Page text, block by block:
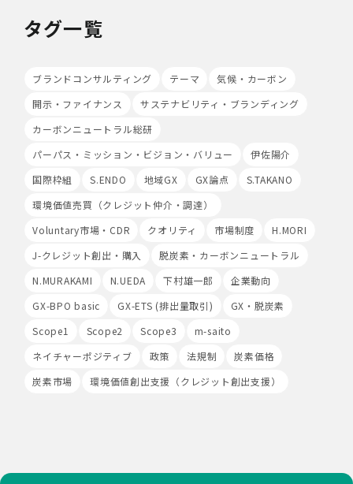
す。
・個人データを取り扱う機器、電子媒体及び書類等の盗難
・事務所内外の移動を含め、個人情報を取り扱う機器、電
しないよう措置を実施いたします。
・アクセス制御を実施して、担当者及び取扱う個人情報
データベース等の範囲を限定しています。
の不正アクセス又は不正ソフトウェアから保護する仕組み
を導入しています。
7.本人が容易に認識できない方法による個人情報の取り扱
当社は、最適なサービスの提供と利便性の向上を目的とし
て、Cookieの使用並びに利用者様のIPアドレス、アクセ
の収集を行うことがあります。また、広告の効果測定のた
め、第三者の運営するツールから当社サイトを訪れる前に
クリックされている広告の情報(クリック日や広告掲載サ
イト等)を取得し、ご提供いただいた個人情報と照合する
Cookieの使用は任意ですが、受け入れを拒否した場合
タグ一覧
ブランドコンサルティング テーマ
気候・カーボン
開示・ファイナンス
サステナビリティ・ブランディング
カーボンニュートラル総研
パーパス・ミッション・ビジョン・バリュー
伊佐陽介
国際枠組
S.ENDO 地域GX GX論点
S.TAKANO
環境価値売買（クレジット仲介・調達）
Voluntary市場・CDR
クオリティ 市場制度
H.MORI
J-クレジット創出・購入
脱炭素・カーボンニュートラル
N.MURAKAMI
N.UEDA 下村雄一郎
企業動向
GX-BPO basic
GX-ETS (排出量取引)
GX・脱炭素
Scope1
Scope2 Scope3
m-saito
ネイチャーポジティブ
政策 法規制
炭素価格
炭素市場
環境価値創出支援（クレジット創出支援）